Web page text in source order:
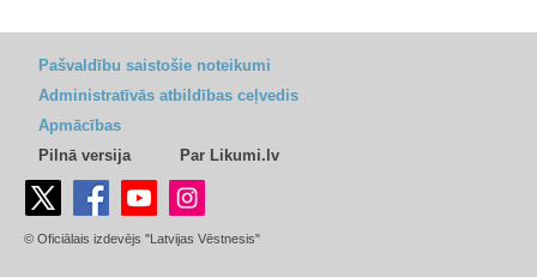
Pašvaldību saistošie noteikumi
Administratīvās atbildības ceļvedis
Apmācības
Pilnā versija
Par Likumi.lv
© Oficiālais izdevējs "Latvijas Vēstnesis"